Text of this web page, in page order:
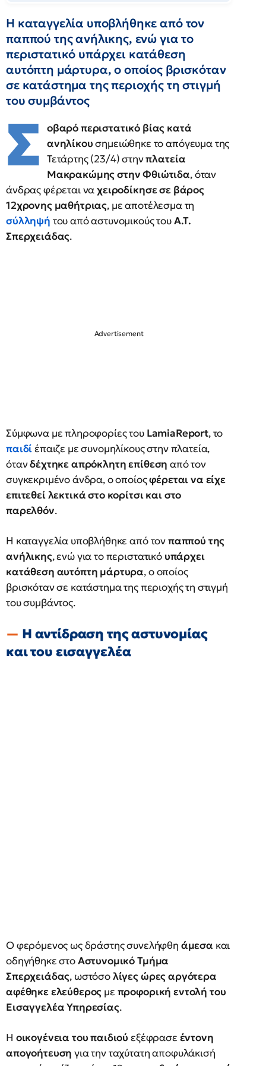
Η καταγγελία υποβλήθηκε από τον
παππού της ανήλικης, ενώ για το
περιστατικό υπάρχει κατάθεση
αυτόπτη μάρτυρα, ο οποίος βρισκόταν
σε κατάστημα της περιοχής τη στιγμή
του συμβάντος
Σ οβαρό περιστατικό βίας κατά
ανηλίκουσημειώθηκε το απόγευμα της
Τετάρτης (23/4) στηνπλατεία
Μακρακώμης στην Φθιώτιδα, όταν
άνδρας φέρεται ναχειροδίκησε σε βάρος
12χρονης μαθήτριας, με αποτέλεσμα τη
σύλληψή του από αστυνομικούς τουΑ.Τ.
Σπερχειάδας.
Σύμφωνα με πληροφορίες του LamiaReport, το
παιδίέπαιζε με συνομηλίκους στην πλατεία,
ότανδέχτηκε απρόκλητη επίθεση από τον
συγκεκριμένο άνδρα, ο οποίοςφέρεται να είχε
επιτεθεί λεκτικά στο κορίτσι και στο
παρελθόν.
Η καταγγελία υποβλήθηκε από τονπαππού της
ανήλικης, ενώ για το περιστατικό υπάρχει
κατάθεση αυτόπτη μάρτυρα, ο οποίος
βρισκόταν σε κατάστημα της περιοχής τη στιγμή
του συμβάντος.
Η αντίδραση της αστυνομίας
και του εισαγγελέα
Ο φερόμενος ως δράστης συνελήφθη άμεσα και
οδηγήθηκε στοΑστυνομικό Τμήμα
Σπερχειάδας, ωστόσολίγες ώρες αργότερα
αφέθηκε ελεύθερος με προφορική εντολή του
Εισαγγελέα Υπηρεσίας.
Η οικογένεια του παιδιού εξέφρασε έντονη
απογοήτευση για την ταχύτατη αποφυλάκισή